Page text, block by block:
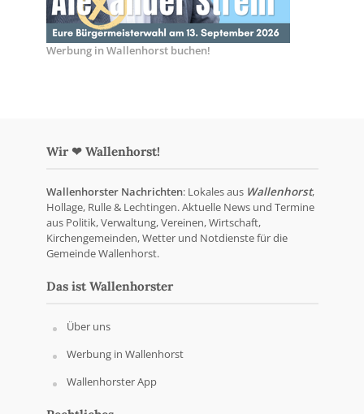
Werbung in Wallenhorst buchen!
Wir ❤ Wallenhorst!
Wallenhorster Nachrichten: Lokales aus Wallenhorst,
Hollage, Rulle & Lechtingen. Aktuelle News und Termine
aus Politik, Verwaltung, Vereinen, Wirtschaft,
Kirchengemeinden, Wetter und Notdienste für die
Gemeinde Wallenhorst.
Das ist Wallenhorster
Über uns
Werbung in Wallenhorst
Wallenhorster App